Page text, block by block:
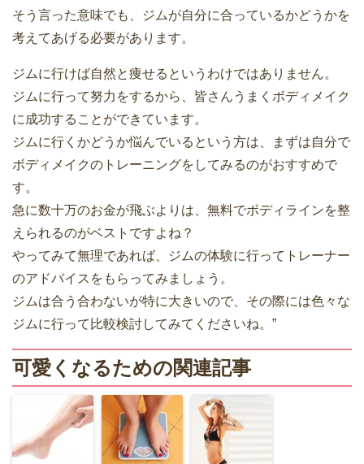
そう言った意味でも、ジムが自分に合っているかどうかを
考えてあげる必要があります。
ジムに行けば自然と痩せるというわけではありません。
ジムに行って努力をするから、皆さんうまくボディメイク
に成功することができています。
ジムに行くかどうか悩んでいるという方は、まずは自分で
ボディメイクのトレーニングをしてみるのがおすすめで
す。
急に数十万のお金が飛ぶよりは、無料でボディラインを整
えられるのがベストですよね？
やってみて無理であれば、ジムの体験に行ってトレーナー
のアドバイスをもらってみましょう。
ジムは合う合わないが特に大きいので、その際には色々な
ジムに行って比較検討してみてくださいね。”
可愛くなるための関連記事